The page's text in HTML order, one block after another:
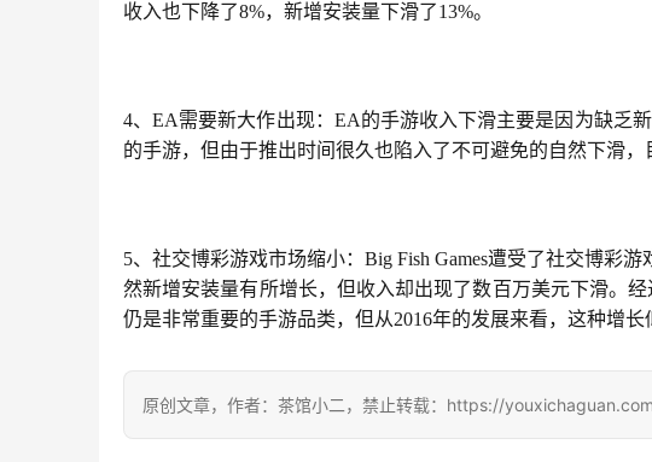
收入也下降了8%，新增安装量下滑了13%。
4、EA需要新大作出现：EA的手游收入下滑主要是因为缺乏
的手游，但由于推出时间很久也陷入了不可避免的自然下滑，
5、社交博彩游戏市场缩小：Big Fish Games遭受了社交博彩
然新增安装量有所增长，但收入却出现了数百万美元下滑。
仍是非常重要的手游品类，但从2016年的发展来看，这种增长
原创文章，作者：茶馆小二，禁止转载：https://